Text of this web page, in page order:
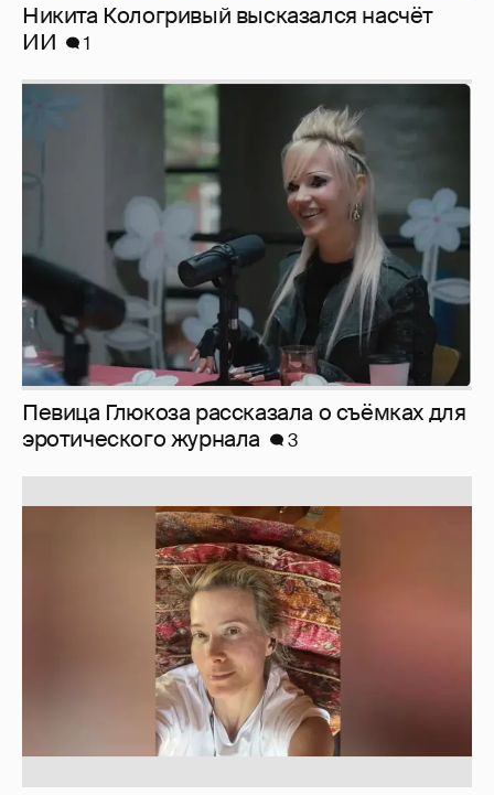
Никита Кологривый высказался насчёт
ИИ
1
Певица Глюкоза рассказала о съёмках для
эротического журнала
3